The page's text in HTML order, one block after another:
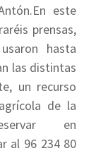
este
prensas,
hasta
las distintas
un recurso
de la
en
al 96 234 80